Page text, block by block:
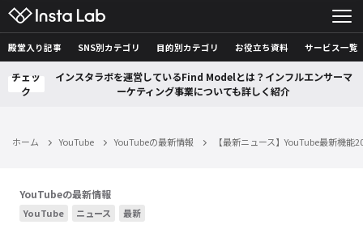
殿堂入り記事 SNS別カテゴリ 目的別カテゴリ お役立ち資料 サービス一覧
チェッ
ク
インスタラボを運営しているFind Modelとは？インフルエンサーマ
ーケティング事業についても詳しく紹介
ホーム YouTube YouTubeの最新情報 【最新ニュース】YouTube最新機
YouTubeの最新情報
YouTube ニュース 最新